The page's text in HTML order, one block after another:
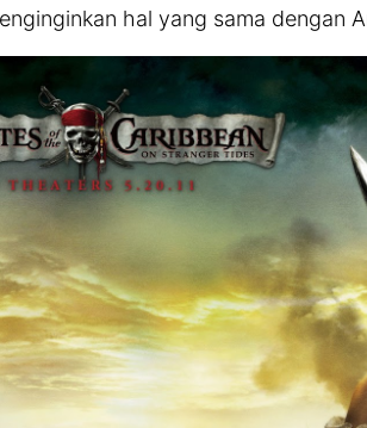
hal yang sama dengan